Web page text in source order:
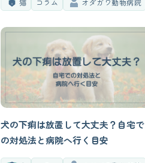
猫 コラム オダガワ動物病院
犬の下痢は放置して大丈夫？自宅で
の対処法と病院へ行く目安